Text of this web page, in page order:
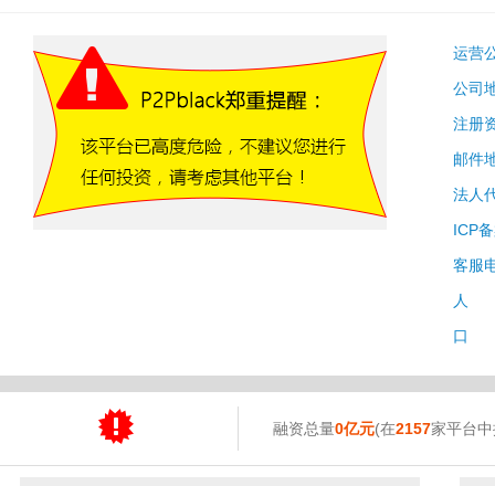
运营
公司
注册
邮件
法人
ICP
客服
人
口
融资总量0亿元(在2157家平台